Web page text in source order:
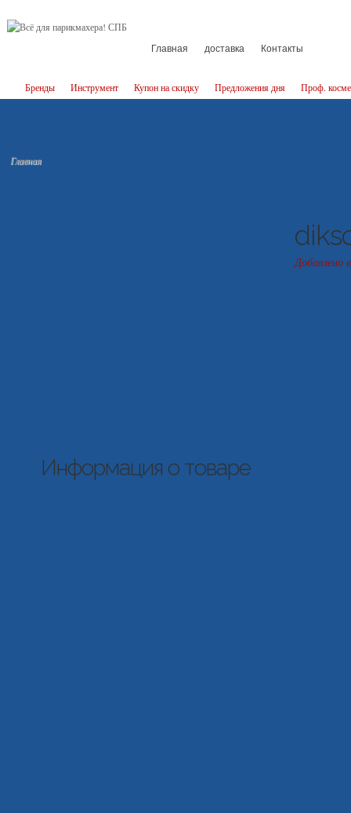
Главная доставка Контакты
Бренды Инструмент Купон на скидку Предложения дня Проф.
Главная
Добавлено в
Информация о товаре